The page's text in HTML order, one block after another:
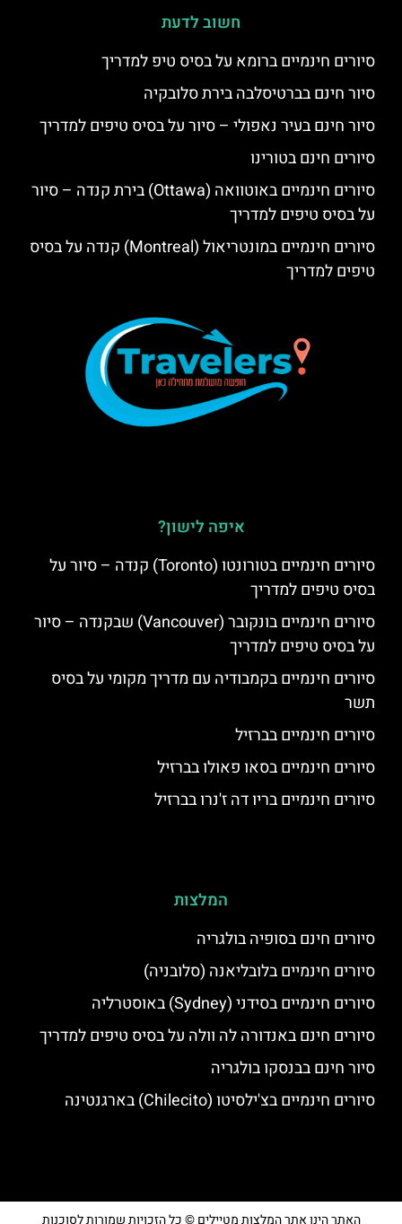
חשוב לדעת
סיורים חינמיים ברומא על בסיס טיפ למדריך
סיור חינם בברטיסלבה בירת סלובקיה
סיור חינם בעיר נאפולי – סיור על בסיס טיפים למדריך
סיורים חינם בטורינו
סיורים חינמיים באוטוואה (Ottawa) בירת קנדה – סיור
על בסיס טיפים למדריך
סיורים חינמיים במונטריאול (Montreal) קנדה על בסיס
טיפים למדריך
איפה לישון?
סיורים חינמיים בטורונטו (Toronto) קנדה – סיור על
בסיס טיפים למדריך
סיורים חינמיים בונקובר (Vancouver) שבקנדה – סיור
על בסיס טיפים למדריך
סיורים חינמיים בקמבודיה עם מדריך מקומי על בסיס
תשר
סיורים חינמיים בברזיל
סיורים חינמיים בסאו פאולו בברזיל
סיורים חינמיים בריו דה ז'נרו בברזיל
המלצות
סיורים חינם בסופיה בולגריה
סיורים חינמיים בלובליאנה (סלובניה)
סיורים חינמיים בסידני (Sydney) באוסטרליה
סיורים חינם באנדורה לה וולה על בסיס טיפים למדריך
סיור חינם בבנסקו בולגריה
סיורים חינמיים בצ'ילסיטו (Chilecito) בארגנטינה
האתר הינו אתר המלצות מטיילים © כל הזכויות שמורות לסוכנות